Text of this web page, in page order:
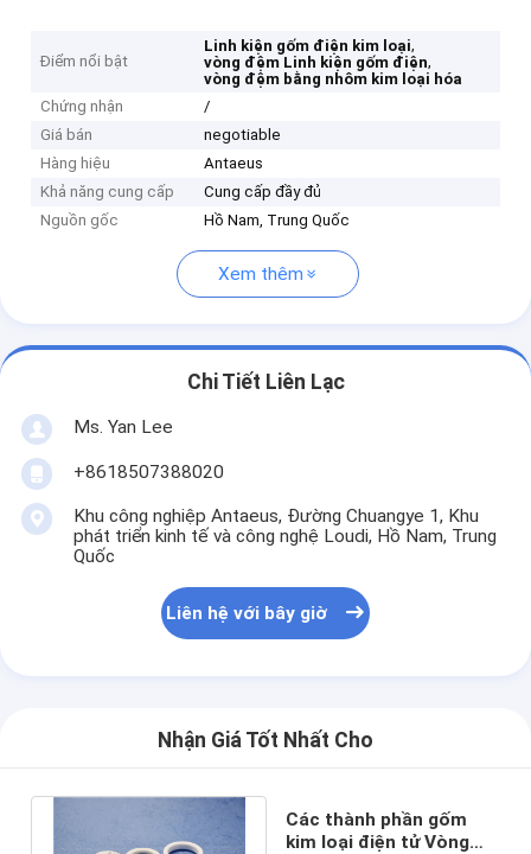
Điểm nổi bật
Linh kiện gốm điện kim loại,
vòng đệm Linh kiện gốm điện,
vòng đệm bằng nhôm kim loại hóa
Chứng nhận
/
Giá bán
negotiable
Hàng hiệu
Antaeus
Khả năng cung cấp
Cung cấp đầy đủ
Nguồn gốc
Hồ Nam, Trung Quốc
Xem thêm
Chi Tiết Liên Lạc
Ms. Yan Lee
+8618507388020
Khu công nghiệp Antaeus, Đường Chuangye 1, Khu
phát triển kinh tế và công nghệ Loudi, Hồ Nam, Trung
Quốc
Liên hệ với bây giờ
Nhận Giá Tốt Nhất Cho
Các thành phần gốm
kim loại điện tử Vòng